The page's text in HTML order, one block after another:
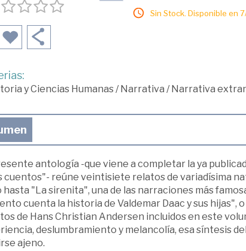
Sin Stock. Disponible en
y Ciencias Humanas/ Narrativa / Narrativa
antología -que viene a completar la ya
cuentos"- reúne veintisiete relatos de variadísima
"La sirenita", una de las narraciones más
cuenta la historia de Valdemar Daac y sus hijas",
de Hans Christian Andersen incluidos en este
deslumbramiento y melancolía, esa síntesis
ajeno.